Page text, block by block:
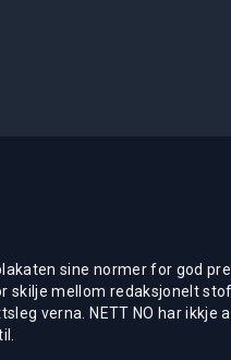
sine normer for god
skilje mellom redaksjonelt
verna. NETT NO har ikkje